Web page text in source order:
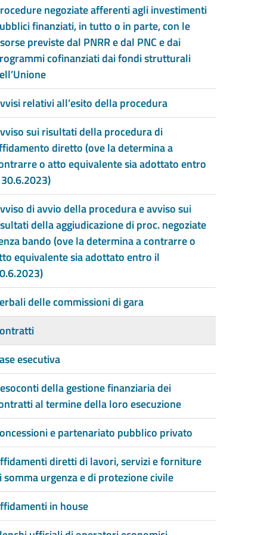
negoziate afferenti agli investimenti
finanziati, in tutto o in parte, con le
previste dal PNRR e dal PNC e dai
cofinanziati dai fondi strutturali
relativi all’esito della procedura
sui risultati della procedura di
diretto (ove la determina a
o atto equivalente sia adottato entro
di avvio della procedura e avviso sui
della aggiudicazione di proc. negoziate
bando (ove la determina a contrarre o
equivalente sia adottato entro il
delle commissioni di gara
esecutiva
della gestione finanziaria dei
al termine della loro esecuzione
e partenariato pubblico privato
diretti di lavori, servizi e forniture
somma urgenza e di protezione civile
in house